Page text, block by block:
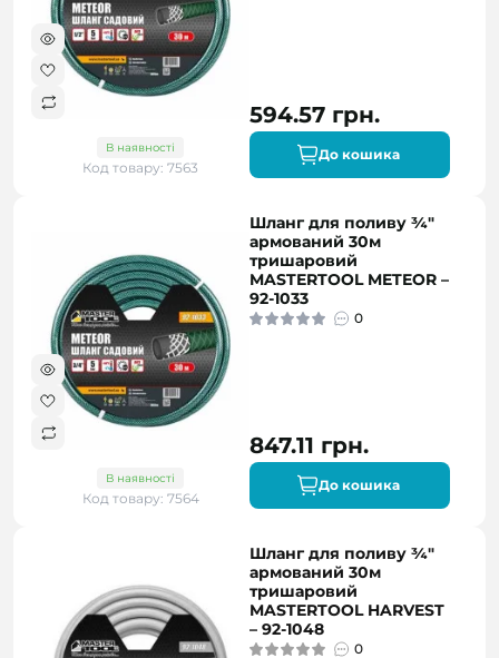
В наявності
Код товару: 7563
594.57 грн.
До кошика
В наявності
Код товару: 7564
Шланг для поливу ¾"
армований 30м
тришаровий
MASTERTOOL METEOR –
92-1033
0
847.11 грн.
До кошика
Шланг для поливу ¾"
армований 30м
тришаровий
MASTERTOOL HARVEST
– 92-1048
0